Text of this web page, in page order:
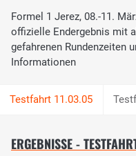
Formel 1 Jerez, 08.-11.
offizielle Endergebnis mit
gefahrenen Rundenzeiten
Informationen
ERGEBNISSE -